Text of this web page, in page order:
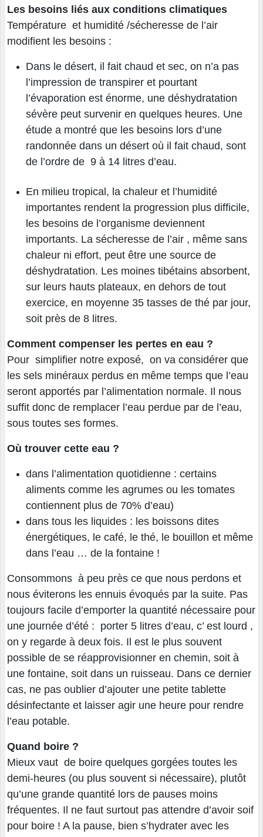
Les besoins liés aux conditions climatiques
Température et humidité /sécheresse de l’air
modifient les besoins :
Dans le désert, il fait chaud et sec, on n’a pas
l’impression de transpirer et pourtant
l’évaporation est énorme, une déshydratation
sévère peut survenir en quelques heures. Une
étude a montré que les besoins lors d’une
randonnée dans un désert où il fait chaud, sont
de l’ordre de 9 à 14 litres d’eau.
En milieu tropical, la chaleur et l’humidité
importantes rendent la progression plus difficile,
les besoins de l’organisme deviennent
importants. La sécheresse de l’air , même sans
chaleur ni effort, peut être une source de
déshydratation. Les moines tibétains absorbent,
sur leurs hauts plateaux, en dehors de tout
exercice, en moyenne 35 tasses de thé par jour,
soit près de 8 litres.
Comment compenser les pertes en eau ?
Pour simplifier notre exposé, on va considérer que
les sels minéraux perdus en même temps que l’eau
seront apportés par l’alimentation normale. Il nous
suffit donc de remplacer l’eau perdue par de l’eau,
sous toutes ses formes.
Où trouver cette eau ?
dans l’alimentation quotidienne : certains
aliments comme les agrumes ou les tomates
contiennent plus de 70% d’eau)
dans tous les liquides : les boissons dites
énergétiques, le café, le thé, le bouillon et même
dans l’eau … de la fontaine !
Consommons à peu près ce que nous perdons et
nous éviterons les ennuis évoqués par la suite. Pas
toujours facile d’emporter la quantité nécessaire pour
une journée d’été : porter 5 litres d’eau, c’ est lourd ,
on y regarde à deux fois. Il est le plus souvent
possible de se réapprovisionner en chemin, soit à
une fontaine, soit dans un ruisseau. Dans ce dernier
cas, ne pas oublier d’ajouter une petite tablette
désinfectante et laisser agir une heure pour rendre
l’eau potable.
Quand boire ?
Mieux vaut de boire quelques gorgées toutes les
demi-heures (ou plus souvent si nécessaire), plutôt
qu’une grande quantité lors de pauses moins
fréquentes. Il ne faut surtout pas attendre d’avoir soif
pour boire ! A la pause, bien s’hydrater avec les